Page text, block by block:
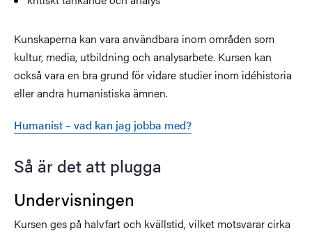
Kunskaperna kan vara användbara inom områden som
kultur, media, utbildning och analysarbete. Kursen kan
också vara en bra grund för vidare studier inom idéhistoria
eller andra humanistiska ämnen.
Humanist – vad kan jag jobba med?
Så är det att plugga
Undervisningen
Kursen ges på halvfart och kvällstid, vilket motsvarar cirka